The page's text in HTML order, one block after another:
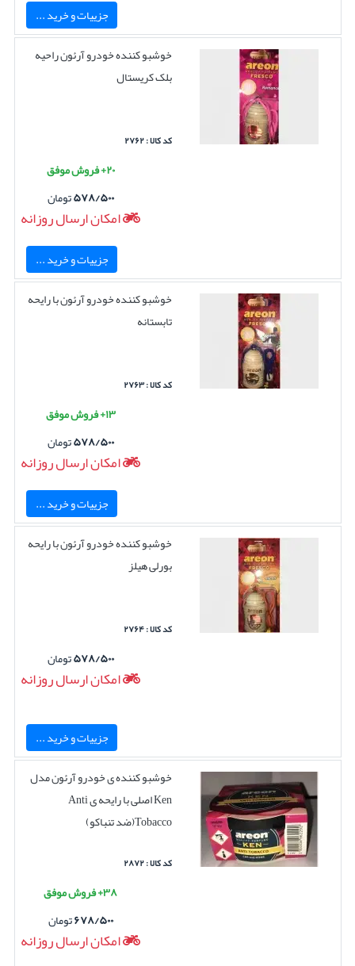
جزییات و خرید ...
خوشبو کننده خودرو آرئون راحیه
بلک کریستال
کد کالا : ۲۷۶۲
۲۰+ فروش موفق
۵۷۸/۵۰۰تومان
امکان ارسال روزانه
جزییات و خرید ...
خوشبو کننده خودرو آرئون با رایحه
تابستانه
کد کالا : ۲۷۶۳
۱۳+ فروش موفق
۵۷۸/۵۰۰تومان
امکان ارسال روزانه
جزییات و خرید ...
خوشبو کننده خودرو آرئون با رایحه
بورلی هیلز
کد کالا : ۲۷۶۴
۵۷۸/۵۰۰تومان
امکان ارسال روزانه
جزییات و خرید ...
خوشبو کننده ی خودرو آرئون مدل
Ken اصلی با رایحه ی Anti
Tobacco(ضد تنباکو)
کد کالا : ۲۸۷۲
۳۸+ فروش موفق
۶۷۸/۵۰۰تومان
امکان ارسال روزانه